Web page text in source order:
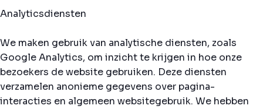
Analyticsdiensten
We maken gebruik van analytische diensten, zoals
Google Analytics, om inzicht te krijgen in hoe onze
bezoekers de website gebruiken. Deze diensten
verzamelen anonieme gegevens over pagina-
interacties en algemeen websitegebruik. We hebben